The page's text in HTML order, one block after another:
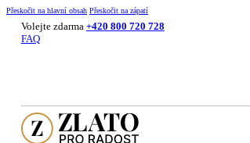
Přeskočit na hlavní obsah Přeskočit na zápatí
Volejte zdarma +420 800 720 728
FAQ